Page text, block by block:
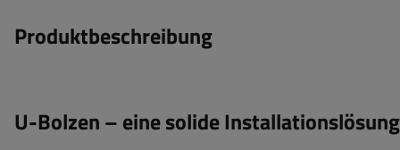
Produktbeschreibung
U-Bolzen – eine solide Installationslösung